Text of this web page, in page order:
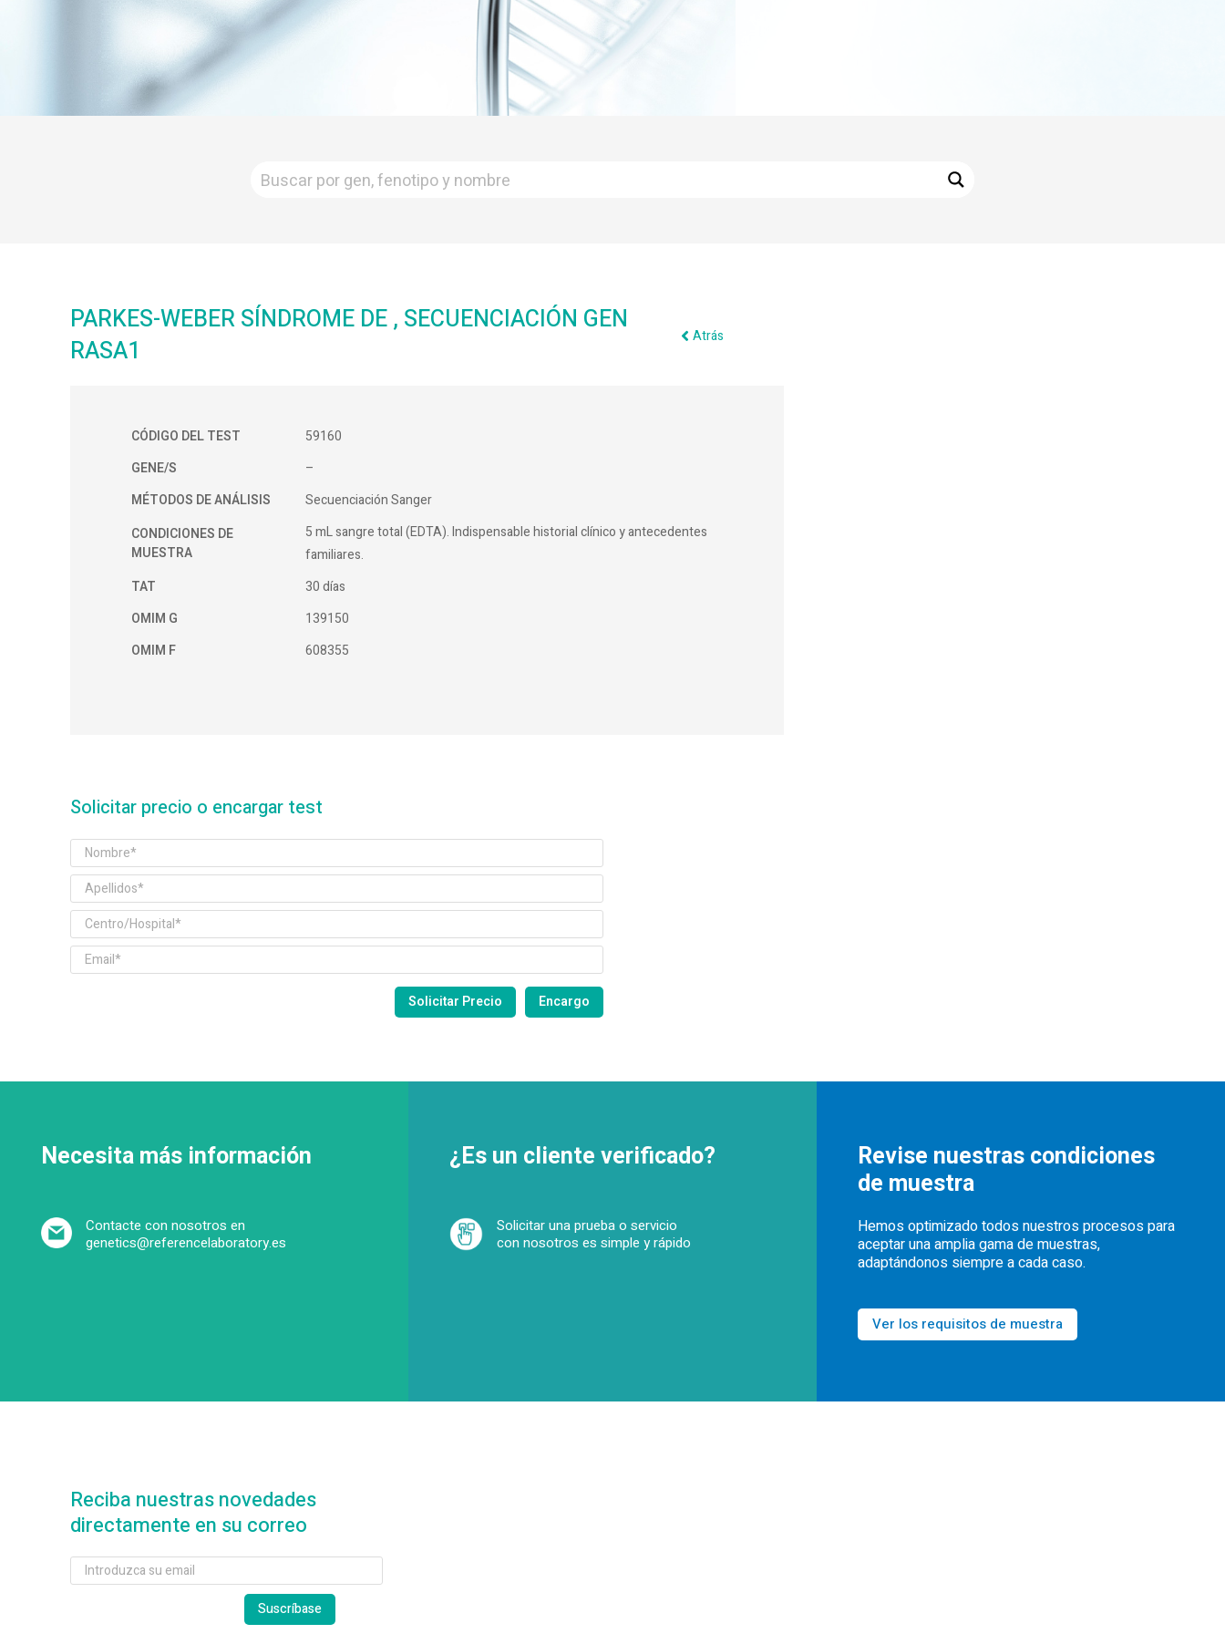
PARKES-WEBER SÍNDROME DE , SECUENCIACIÓN GEN
RASA1
Atrás
CÓDIGO DEL TEST
59160
GENE/S
–
MÉTODOS DE ANÁLISIS
Secuenciación Sanger
CONDICIONES DE
MUESTRA
5 mL sangre total (EDTA). Indispensable historial clínico y antecedentes
familiares.
TAT
30 días
OMIM G
139150
OMIM F
608355
Solicitar precio o encargar test
Necesita más información ¿Es un cliente verificado?
Revise nuestras condiciones
de muestra
Contacte con nosotros en
genetics@referencelaboratory.es
Solicitar una prueba o servicio
con nosotros es simple y rápido
Hemos optimizado todos nuestros procesos para
aceptar una amplia gama de muestras,
adaptándonos siempre a cada caso.
Ver los requisitos de muestra
Reciba nuestras novedades
directamente en su correo